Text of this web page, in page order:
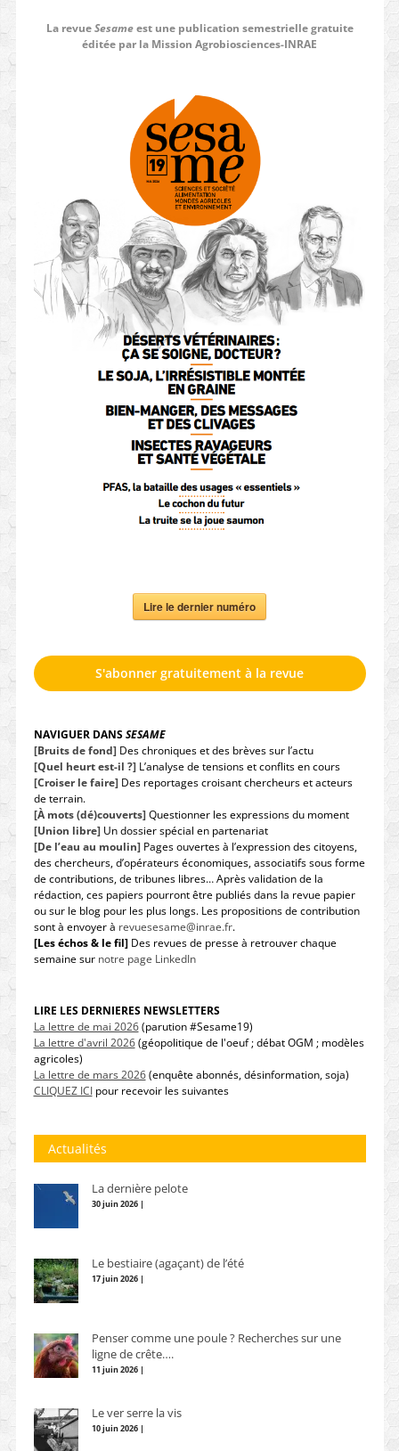
La revueSesameest une publication semestrielle gratuite
éditée par la Mission Agrobiosciences-INRAE
Lire le dernier numéro
S'abonner gratuitement à la revue
NAVIGUER DANSSESAME
[Bruits de fond]Des chroniques et des brèves sur l’actu
[Quel heurt est-il ?]L’analyse de tensions et conflits en cours
[Croiser le faire]Des reportages croisant chercheurs et acteurs
de terrain.
[À mots (dé)couverts]Questionner les expressions du moment
[Union libre]Un dossier spécial en partenariat
[De l’eau au moulin]Pages ouvertes à l’expression des citoyens,
des chercheurs, d’opérateurs économiques, associatifs sous forme
de contributions, de tribunes libres… Après validation de la
rédaction, ces papiers pourront être publiés dans la revue papier
ou sur le blog pour les plus longs. Les propositions de contribution
sont à envoyer à revuesesame@inrae.fr.
[Les échos & le fil]Des revues de presse à retrouver chaque
semaine sur notre page LinkedIn
LIRE LES DERNIERES NEWSLETTERS
La lettre de mai 2026(parution #Sesame19)
La lettre d'avril 2026(géopolitique de l'oeuf ; débat OGM ; modèles
agricoles)
La lettre de mars 2026(enquête abonnés, désinformation, soja)
CLIQUEZ ICIpour recevoir les suivantes
Actualités
La dernière pelote
30 juin 2026 |
Le bestiaire (agaçant) de l’été
17 juin 2026 |
Penser comme une poule ? Recherches sur une
ligne de crête….
11 juin 2026 |
Le ver serre la vis
10 juin 2026 |